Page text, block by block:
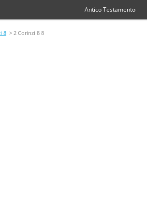
Antico Testamento
8 > 2 Corinzi 8 8